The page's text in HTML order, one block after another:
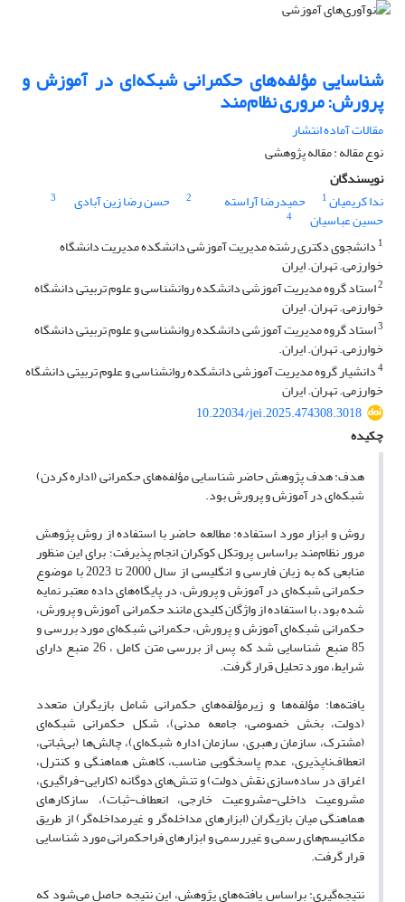
شناسایی مؤلفه‌های حکمرانی شبکه‌ای در آموزش و
پرورش: مروری نظام‌مند
مقالات آماده انتشار
نوع مقاله : مقاله پژوهشی
نویسندگان
ندا کریمیان1 حمیدرضا آراسته 2 حسن رضا زین آبادی 3
حسین عباسیان
4
1 دانشجوی دکتری رشته مدیریت آموزشی دانشکده مدیریت دانشگاه
خوارزمی. تهران. ایران
2استاد گروه مدیریت آموزشی دانشکده روانشناسی و علوم تربیتی دانشگاه
خوارزمی. تهران. ایران
3استاد گروه مدیریت آموزشی دانشکده روانشناسی و علوم تربیتی دانشگاه
خوارزمی. تهران. ایران.
4دانشیار گروه مدیریت آموزشی دانشکده روانشناسی و علوم تربیتی دانشگاه
خوارزمی. تهران. ایران
10.22034/jei.2025.474308.3018
چکیده
هدف: هدف پژوهش حاضر شناسایی مؤلفه‌های حکمرانی (اداره کردن)
شبکه‌ای در آموزش و پرورش بود.
روش و ابزار مورد استفاده: مطالعه حاضر با استفاده از روش پژوهش
مرور نظام‌مند براساس پروتکل کوکران انجام پذیرفت؛ برای این منظور
منابعی که به زبان فارسی و انگلیسی از سال 2000 تا 2023 با موضوع
حکمرانی شبکه‌ای در آموزش و پرورش، در پایگاه‌های داده معتبر نمایه
شده بود، با استفاده از واژگان کلیدی مانند حکمرانی آموزش و پرورش،
حکمرانی شبکه‌ای آموزش و پرورش، حکمرانی شبکه‌ای مورد بررسی و
85 منبع شناسایی شد که پس از بررسی متن کامل ، 26 منبع دارای
شرایط، مورد تحلیل قرار گرفت.
یافته‌ها: مؤلفه‌ها و زیرمؤلفه‌های حکمرانی شامل بازیگران متعدد
(دولت، بخش خصوصی، جامعه مدنی)، شکل حکمرانی شبکه‌ای
(مشترک، سازمان رهبری، سازمان اداره شبکه‌ای)، چالش‌ها (بی‌ثباتی،
انعطاف‌ناپذیری، عدم پاسخگویی مناسب، کاهش هماهنگی و کنترل،
اغراق در ساده‌سازی نقش دولت) و تنش‌های دوگانه (کارایی-فراگیری،
مشروعیت داخلی-مشروعیت خارجی، انعطاف-ثبات)، سازکارهای
هماهنگی میان بازیگران (ابزارهای مداخله‌گر و غیرمداخله‌گر) از طریق
مکانیسم‌های رسمی و غیررسمی و ابزارهای فراحکمرانی مورد شناسایی
قرار گرفت.
نتیجه‌گیری: براساس یافته‌های پژوهش، این نتیجه حاصل می‌شود که